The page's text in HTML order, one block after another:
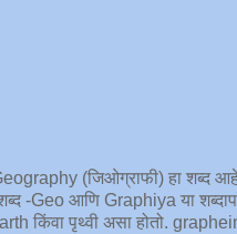
(जिओग्राफी) हा शब्द
शब्द -Geo आणि Graphiya या
किंवा पृथ्वी असा होतो.